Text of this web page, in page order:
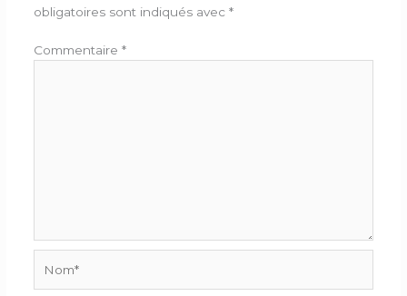
obligatoires sont indiqués avec *
Commentaire *